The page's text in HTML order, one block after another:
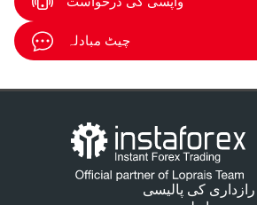
چیٹ مبادلہ
رازداری کی پالیسی